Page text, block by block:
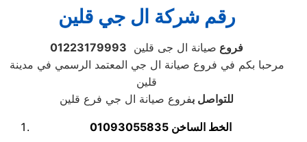
رقم شركة ال جي قلين
فروع صيانة ال جى قلين 01223179993
مرحبا بكم في فروع صيانة ال جي المعتمد الرسمي في مدينة
قلين
للتواصل بفروع صيانة ال جي فرع قلين
الخط الساخن01093055835